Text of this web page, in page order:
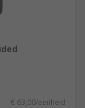
€ 63,00/eenheid